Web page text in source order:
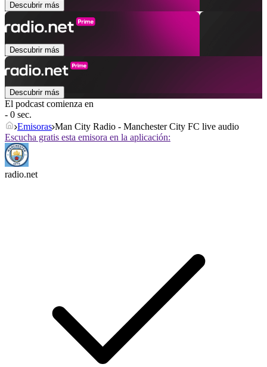
Descubrir más
Descubrir más
Descubrir más
El podcast comienza en
- 0 sec.
Emisoras Man City Radio - Manchester City FC live audio
Escucha gratis esta emisora en la aplicación:
radio.net